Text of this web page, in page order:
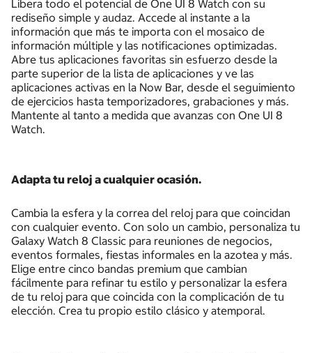
Libera todo el potencial de One UI 8 Watch con su
rediseño simple y audaz. Accede al instante a la
información que más te importa con el mosaico de
información múltiple y las notificaciones optimizadas.
Abre tus aplicaciones favoritas sin esfuerzo desde la
parte superior de la lista de aplicaciones y ve las
aplicaciones activas en la Now Bar, desde el seguimiento
de ejercicios hasta temporizadores, grabaciones y más.
Mantente al tanto a medida que avanzas con One UI 8
Watch.
Adapta tu reloj a cualquier ocasión.
Cambia la esfera y la correa del reloj para que coincidan
con cualquier evento. Con solo un cambio, personaliza tu
Galaxy Watch 8 Classic para reuniones de negocios,
eventos formales, fiestas informales en la azotea y más.
Elige entre cinco bandas premium que cambian
fácilmente para refinar tu estilo y personalizar la esfera
de tu reloj para que coincida con la complicación de tu
elección. Crea tu propio estilo clásico y atemporal.